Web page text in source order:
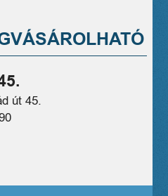
út 45.